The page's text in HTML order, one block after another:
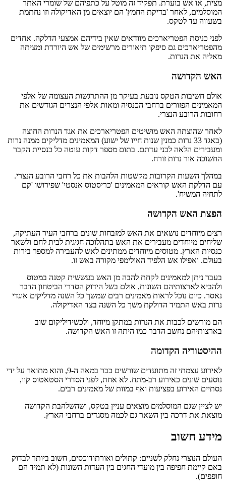
מצית, או אש בוערת. תפקיד זה מוטל על כתפיהם של שומרי האתר
המוסלמים, לאחר 'בדיקת החמץ' הם יוצאים מן האדיקולה וזו נחתמת
בשעווה עד לטקס.
לפני כניסת הפטריארכים מוודאים שאין בידיהם אמצעי הדלקה. אחדים
מהפטריארכים גם סיפקו תיאורים מרשימים של אש היורדת ומציתה
מאליה את הנרות.
האש הקדושה
אולם חשיבות הטקס נובעת בעיקר מן ההתרגשות העצומה של אלפי
המאמינים הפזורים ברחבי הכנסיה ומאות אלפי הנצרים הגודשים את
רחובות הרובע הנצרי.
לאחר שהוצתה האש מושיטים הפטריארכים את אגד הנרות החוצה
(באגד 33 נרות כמנין שנות חייו של ישוע) המאמינים מדליקים ממנה נרות
ומעבירים הלאה לבני עדתם. בתום מספר דקות עוטה כל כנסיית הקבר
החשוכה אור נרות זורח.
במהלך השעות הקרובות מקשטות הלהבות את כל רחבי הרובע הנצרי.
עם הדלקת האש קוראים המאמינים 'כריסטוס אנסטי' שפירושו 'קם
לתחיה המשיח'.
הפצת האש הקדושה
רצים מיוחדים נושאים את האש למזבחות שונים ברחבי העיר העתיקה,
שליחים מיוחדים מעבירים את האש בתהלוכה חגיגית לבית לחם ולשאר
כנסיות הארץ. מטוסים מיוחדים ממתינים לאש להעבירה למספר בירות
בעולם. ואפילו אש הלפיד האולימפי מקורה באש זו.
בעבר ניתן למאמינים לקחת להבה מן האש בעששית קטנה במטוס
ולהביא לארצותיהם השונות, אולם בשל הידוק הסדרי הביטחון הדבר
נאסר. כיום נוכל לראות מאמינים רבים שמשך כל השנה מדליקים אוגדי
נרות באש התמיד הדולקת משך כל השנה בצד האדיקולה.
הם מורשים לכבות את הנרות במתקן מיוחד, ולכשידיליקום שוב
בארצותיהם נחשב הדבר כמו היתה זו האש הקדושה.
ההיסטוריה הקדומה
לאירוע עצמתי זה מתועדים שורשים כבר במאה ה-9, והוא מתואר על ידי
נוסעים שונים כאירוע רב-מתח. לא אחת, לפני הסדרי הסטאטוס קוו,
נסתיים האירוע בפציעות ואף במוות של מאמינים רבים.
יש לציין שגם המוסלמים מוצאים עניין בטקס, ושהשלהבת הקדושה
מוצאת את דרכה בין השאר גם לכמה מסגדים ברחבי הארץ.
מידע חשוב
העולם הנוצרי נחלק לשניים: קתולים ואורתודוכסים, חשוב ביותר לבדוק
באם קיימת חפיפה בין מועדי החגים בין העדות השונות (לא תמיד הם
חופפים).